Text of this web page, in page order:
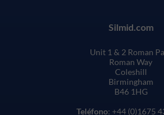
Silmid.com
Unit 1 & 2 Roman
Roman Way
Coleshill
Birmingham
B46 1HG
Teléfono: +44 (0)1675